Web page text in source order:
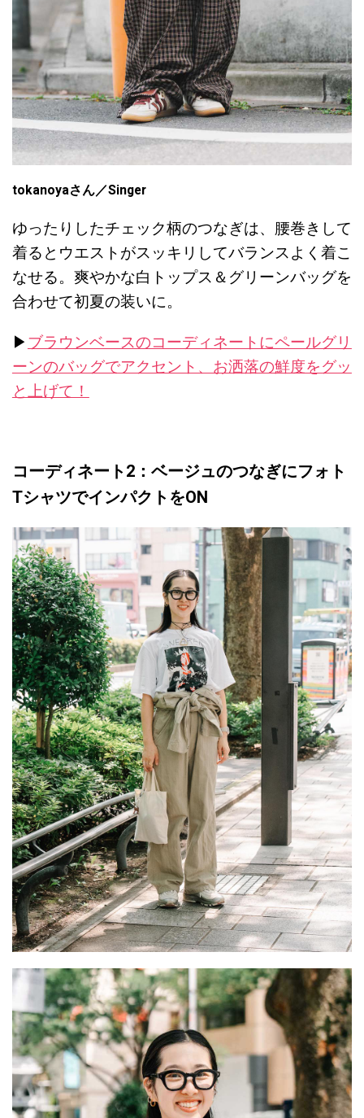
tokanoyaさん／Singer
ゆったりしたチェック柄のつなぎは、腰巻きして
着るとウエストがスッキリしてバランスよく着こ
なせる。爽やかな白トップス＆グリーンバッグを
合わせて初夏の装いに。
▶︎ブラウンベースのコーディネートにペールグリ
ーンのバッグでアクセント、お洒落の鮮度をグッ
と上げて！
コーディネート2：ベージュのつなぎにフォト
TシャツでインパクトをON